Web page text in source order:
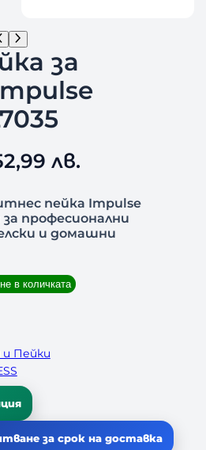
за
лв.
пейка Impulse
професионални
и домашни
в количката
Пейки
за срок на доставка